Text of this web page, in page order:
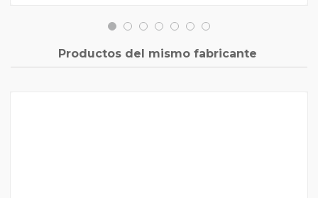
Productos del mismo fabricante